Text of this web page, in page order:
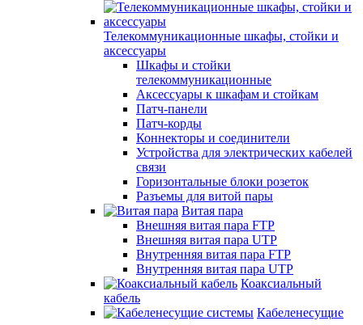
Телекоммуникационные шкафы, стойки и
аксессуары
Шкафы и стойки
телекоммуникационные
Аксессуары к шкафам и стойкам
Патч-панели
Патч-корды
Коннекторы и соединители
Устройства для электрических кабелей
связи
Горизонтальные блоки розеток
Разъемы для витой пары
Витая пара
Внешняя витая пара FTP
Внешняя витая пара UTP
Внутренняя витая пара FTP
Внутренняя витая пара UTP
Коаксиальный
кабель
Кабеленесущие